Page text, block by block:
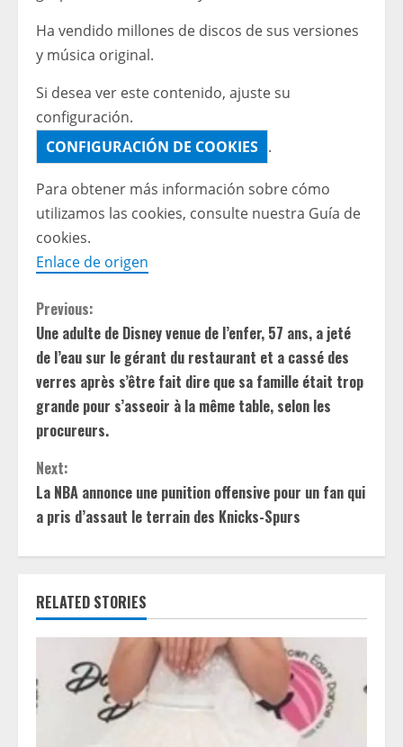
Ha vendido millones de discos de sus versiones
y música original.
Si desea ver este contenido, ajuste su
configuración.
CONFIGURACIÓN DE COOKIES .
Para obtener más información sobre cómo
utilizamos las cookies, consulte nuestra Guía de
cookies.
Enlace de origen
C
o
n
t
i
n
R
a
Previous:
Une adulte de Disney venue de l’enfer, 57 ans, a jeté
de l’eau sur le gérant du restaurant et a cassé des
verres après s’être fait dire que sa famille était trop
grande pour s’asseoir à la même table, selon les
procureurs.
Next:
La NBA annonce une punition offensive pour un fan qui
a pris d’assaut le terrain des Knicks-Spurs
RELATED STORIES